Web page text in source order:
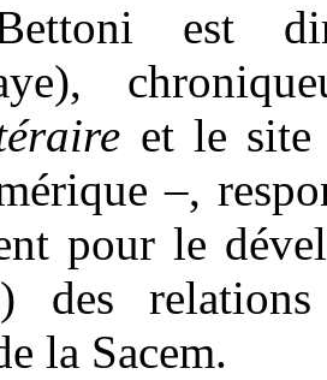
est
et le
–,
pour le
des
la Sacem.